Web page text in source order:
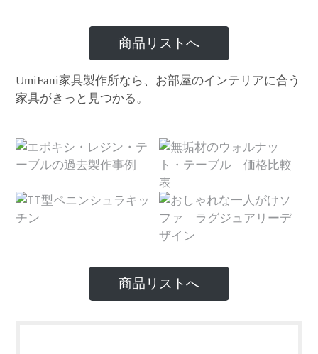
商品リストへ
UmiFani家具製作所なら、お部屋のインテリアに合う
家具がきっと見つかる。
商品リストへ